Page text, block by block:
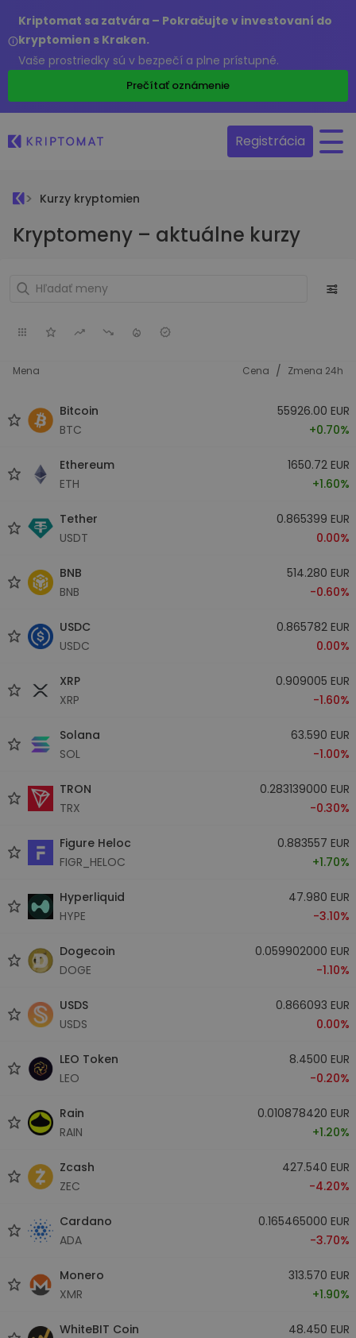
Kriptomat sa zatvára – Pokračujte v investovaní do
kryptomien s Kraken.
Vaše prostriedky sú v bezpečí a plne prístupné.
Prečítať oznámenie
Registrácia
Kurzy kryptomien
Kryptomeny – aktuálne kurzy
Mena Cena / Zmena 24h
Bitcoin
BTC
55926.00 EUR
+0.70%
Ethereum
ETH
1650.72 EUR
+1.60%
Tether
USDT
0.865399 EUR
0.00%
BNB
BNB
514.280 EUR
-0.60%
USDC
USDC
0.865782 EUR
0.00%
XRP
XRP
0.909005 EUR
-1.60%
Solana
SOL
63.590 EUR
-1.00%
TRON
TRX
0.283139000 EUR
-0.30%
Figure Heloc
FIGR_HELOC
0.883557 EUR
+1.70%
Hyperliquid
HYPE
47.980 EUR
-3.10%
Dogecoin
DOGE
0.059902000 EUR
-1.10%
USDS
USDS
0.866093 EUR
0.00%
LEO Token
LEO
8.4500 EUR
-0.20%
Rain
RAIN
0.010878420 EUR
+1.20%
Zcash
ZEC
427.540 EUR
-4.20%
Cardano
ADA
0.165465000 EUR
-3.70%
Monero
XMR
313.570 EUR
+1.90%
WhiteBIT Coin
48.450 EUR